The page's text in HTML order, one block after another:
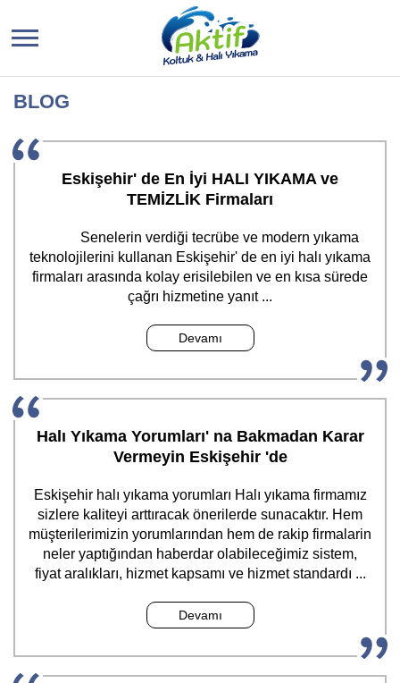
BLOG
Eskişehir' de En İyi HALI YIKAMA ve
TEMİZLİK Firmaları
Senelerin verdiği tecrübe ve modern yıkama
teknolojilerini kullanan Eskişehir' de en iyi halı yıkama
firmaları arasında kolay erisilebilen ve en kısa sürede
çağrı hizmetine yanıt ...
Devamı
Halı Yıkama Yorumları' na Bakmadan Karar
Vermeyin Eskişehir 'de
Eskişehir halı yıkama yorumları Halı yıkama firmamız
sizlere kaliteyi arttıracak önerilerde sunacaktır. Hem
müşterilerimizin yorumlarından hem de rakip firmalarin
neler yaptığından haberdar olabileceğimiz sistem,
fiyat aralıkları, hizmet kapsamı ve hizmet standardı ...
Devamı